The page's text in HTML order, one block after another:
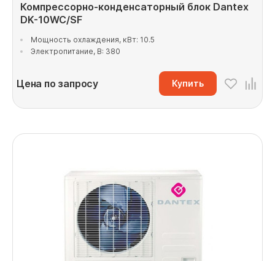
Компрессорно-конденсаторный блок Dantex
DK-10WC/SF
Мощность охлаждения, кВт: 10.5
Электропитание, В: 380
Цена по запросу Купить